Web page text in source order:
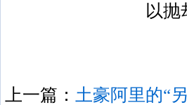
以抛
上一篇： 土豪阿里的“